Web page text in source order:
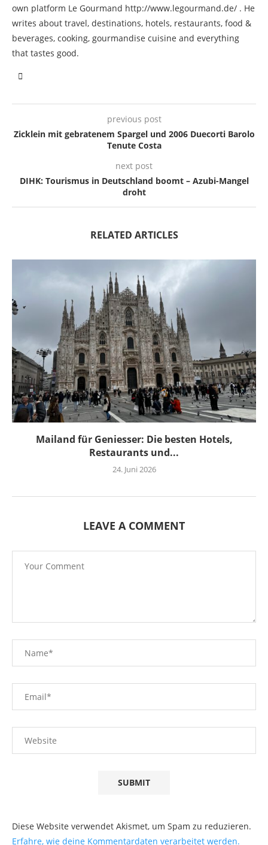
own platform Le Gourmand http://www.legourmand.de/ . He
writes about travel, destinations, hotels, restaurants, food &
beverages, cooking, gourmandise cuisine and everything
that tastes good.
previous post
Zicklein mit gebratenem Spargel und 2006 Duecorti Barolo
Tenute Costa
next post
DIHK: Tourismus in Deutschland boomt – Azubi-Mangel
droht
RELATED ARTICLES
Mailand für Geniesser: Die besten Hotels,
Restaurants und...
24. Juni 2026
LEAVE A COMMENT
Diese Website verwendet Akismet, um Spam zu reduzieren.
Erfahre, wie deine Kommentardaten verarbeitet werden.